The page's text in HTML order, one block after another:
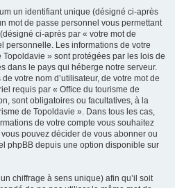
un identifiant unique (désigné ci-après
mot de passe personnel vous permettant
ci-après par « votre mot de
personnelle. Les informations de votre
» sont protégées par les lois de
dans le pays qui héberge notre serveur.
votre nom d’utilisateur, de votre mot de
requis par « Office du tourisme de
sont obligatoires ou facultatives, à la
de Topoldavie ». Dans tous les cas,
de votre compte vous souhaitez
pouvez décider de vous abonner ou
phpBB depuis une option disponible sur
chiffrage à sens unique) afin qu’il soit